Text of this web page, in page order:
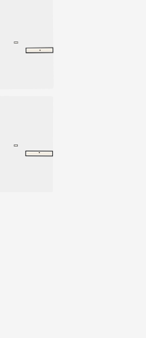
顾命
·
大智度论
·